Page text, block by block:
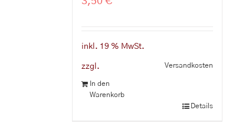
inkl. 19 % MwSt.
zzgl. Versandkosten
In den
Warenkorb
Details